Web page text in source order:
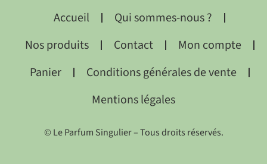
Accueil
Qui sommes-nous ?
Nos produits
Contact
Mon compte
Panier
Conditions générales de vente
Mentions légales
© Le Parfum Singulier – Tous droits réservés.